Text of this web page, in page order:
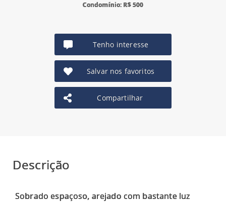
Condomínio: R$ 500
Tenho interesse
Salvar nos favoritos
Compartilhar
Descrição
Sobrado espaçoso, arejado com bastante luz